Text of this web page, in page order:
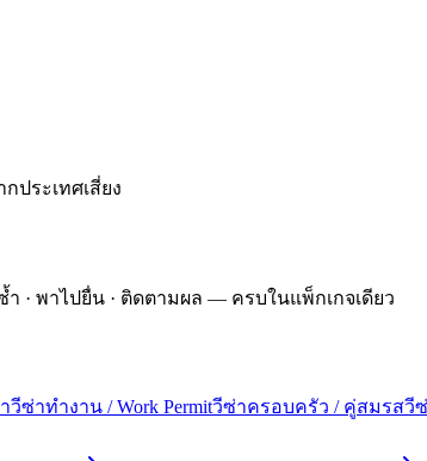
กประเทศเสี่ยง
ำ · พาไปยื่น · ติดตามผล — ครบในแพ็กเกจเดียว
วีซ่าทำงาน / Work Permitวีซ่าครอบครัว / คู่สมรสวี